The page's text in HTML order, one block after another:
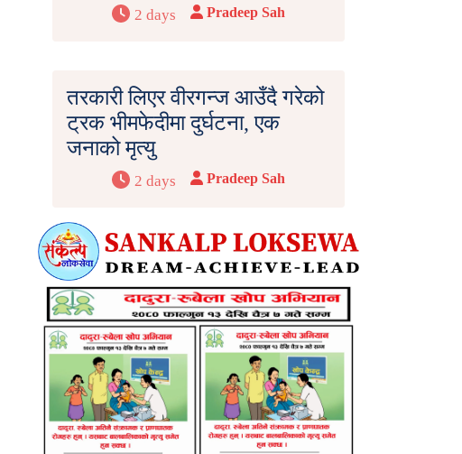
2 days Pradeep Sah
तरकारी लिएर वीरगन्ज आउँदै गरेको
ट्रक भीमफेदीमा दुर्घटना, एक
जनाको मृत्यु
2 days Pradeep Sah